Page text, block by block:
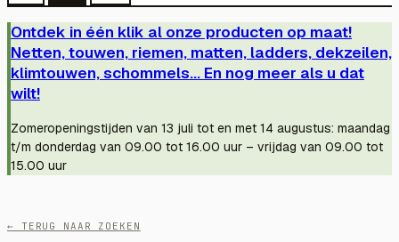
Ontdek in één klik al onze producten op maat!
Netten, touwen, riemen, matten, ladders, dekzeilen,
klimtouwen, schommels... En nog meer als u dat
wilt!
Zomeropeningstijden van 13 juli tot en met 14 augustus: maandag
t/m donderdag van 09.00 tot 16.00 uur – vrijdag van 09.00 tot
15.00 uur
← TERUG NAAR ZOEKEN